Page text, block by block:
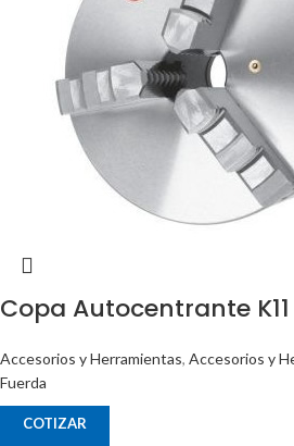
Copa Autocentrante K11
Accesorios y Herramientas, Accesorios y
Fuerda
COTIZAR